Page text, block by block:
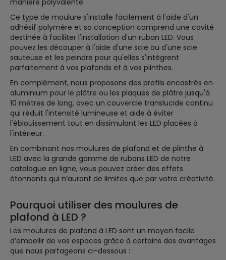
Ce type de moulure s'installe facilement à l'aide d'un
adhésif polymère et sa conception comprend une cavité
destinée à faciliter l'installation d'un ruban LED. Vous
pouvez les découper à l'aide d'une scie ou d'une scie
sauteuse et les peindre pour qu'elles s'intègrent
parfaitement à vos plafonds et à vos plinthes.
En complément, nous proposons des profils encastrés en
aluminium pour le plâtre ou les plaques de plâtre jusqu'à
10 mètres de long, avec un couvercle translucide continu
qui réduit l'intensité lumineuse et aide à éviter
l'éblouissement tout en dissimulant les LED placées à
l'intérieur.
En combinant nos moulures de plafond et de plinthe à
LED avec la grande gamme de rubans LED de notre
catalogue en ligne, vous pouvez créer des effets
étonnants qui n’auront de limites que par votre créativité.
Pourquoi utiliser des moulures de
plafond à LED ?
Les moulures de plafond à LED sont un moyen facile
d’embellir de vos espaces grâce à certains des avantages
que nous partageons ci-dessous :